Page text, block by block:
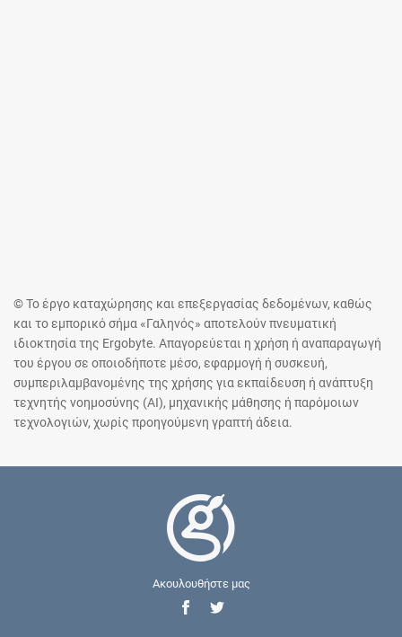
© Το έργο καταχώρησης και επεξεργασίας δεδομένων, καθώς
και το εμπορικό σήμα «Γαληνός» αποτελούν πνευματική
ιδιοκτησία της Ergobyte. Απαγορεύεται η χρήση ή αναπαραγωγή
του έργου σε οποιοδήποτε μέσο, εφαρμογή ή συσκευή,
συμπεριλαμβανομένης της χρήσης για εκπαίδευση ή ανάπτυξη
τεχνητής νοημοσύνης (AI), μηχανικής μάθησης ή παρόμοιων
τεχνολογιών, χωρίς προηγούμενη γραπτή άδεια.
Ακουλουθήστε μας